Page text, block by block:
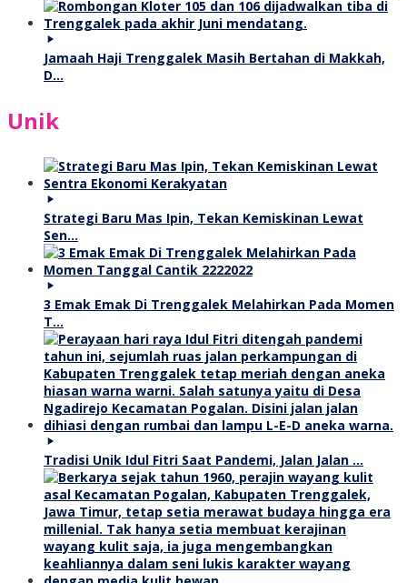
Jamaah Haji Trenggalek Masih Bertahan di Makkah,
D…
Unik
Strategi Baru Mas Ipin, Tekan Kemiskinan Lewat
Sen…
3 Emak Emak Di Trenggalek Melahirkan Pada Momen
T…
Tradisi Unik Idul Fitri Saat Pandemi, Jalan Jalan …